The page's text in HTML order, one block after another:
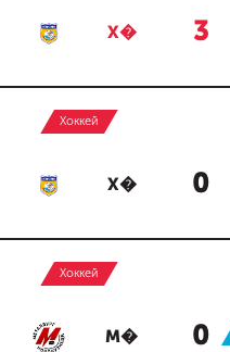
Х� 3
Хоккей
Х� 0
Хоккей
М� 0